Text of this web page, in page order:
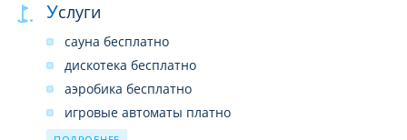
услуги врача
лифты
прачечная
почтовые услуги
Wi-Fi на всей территории (бесплатно)
Услуги
сауна бесплатно
дискотека бесплатно
аэробика бесплатно
игровые автоматы платно
прокат теннисных ракеток и мячей платно